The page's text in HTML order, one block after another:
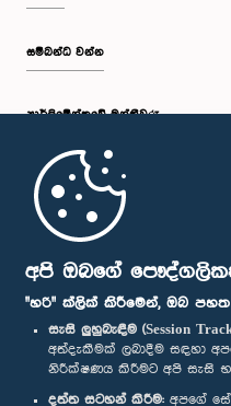
අපි ඔබගේ
"හරි" ක්ලික් කිරීමෙන්, ඔබ
සැසි ලුහුබැඳීම (Session
අත්දැකීමක් ලබාදීම සඳහා
නිරීක්ෂණය කිරීමට අපි සැසි
දත්ත සටහන් කිරීම: අපගේ
සම්බන්ධ වන්න
පාර්ලි‌මේන්තුවේ මන්ත්‍රීවරු
මුල් පිටුව
පාර්ලිමේන්තු ජංගම යෙදුම
අප හා සම්බන්ධ වී සිටින්න :